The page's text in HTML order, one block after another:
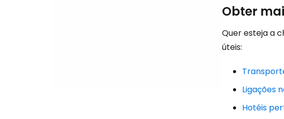
Obter
Quer esteja a
úteis:
Ligações
Hotéis